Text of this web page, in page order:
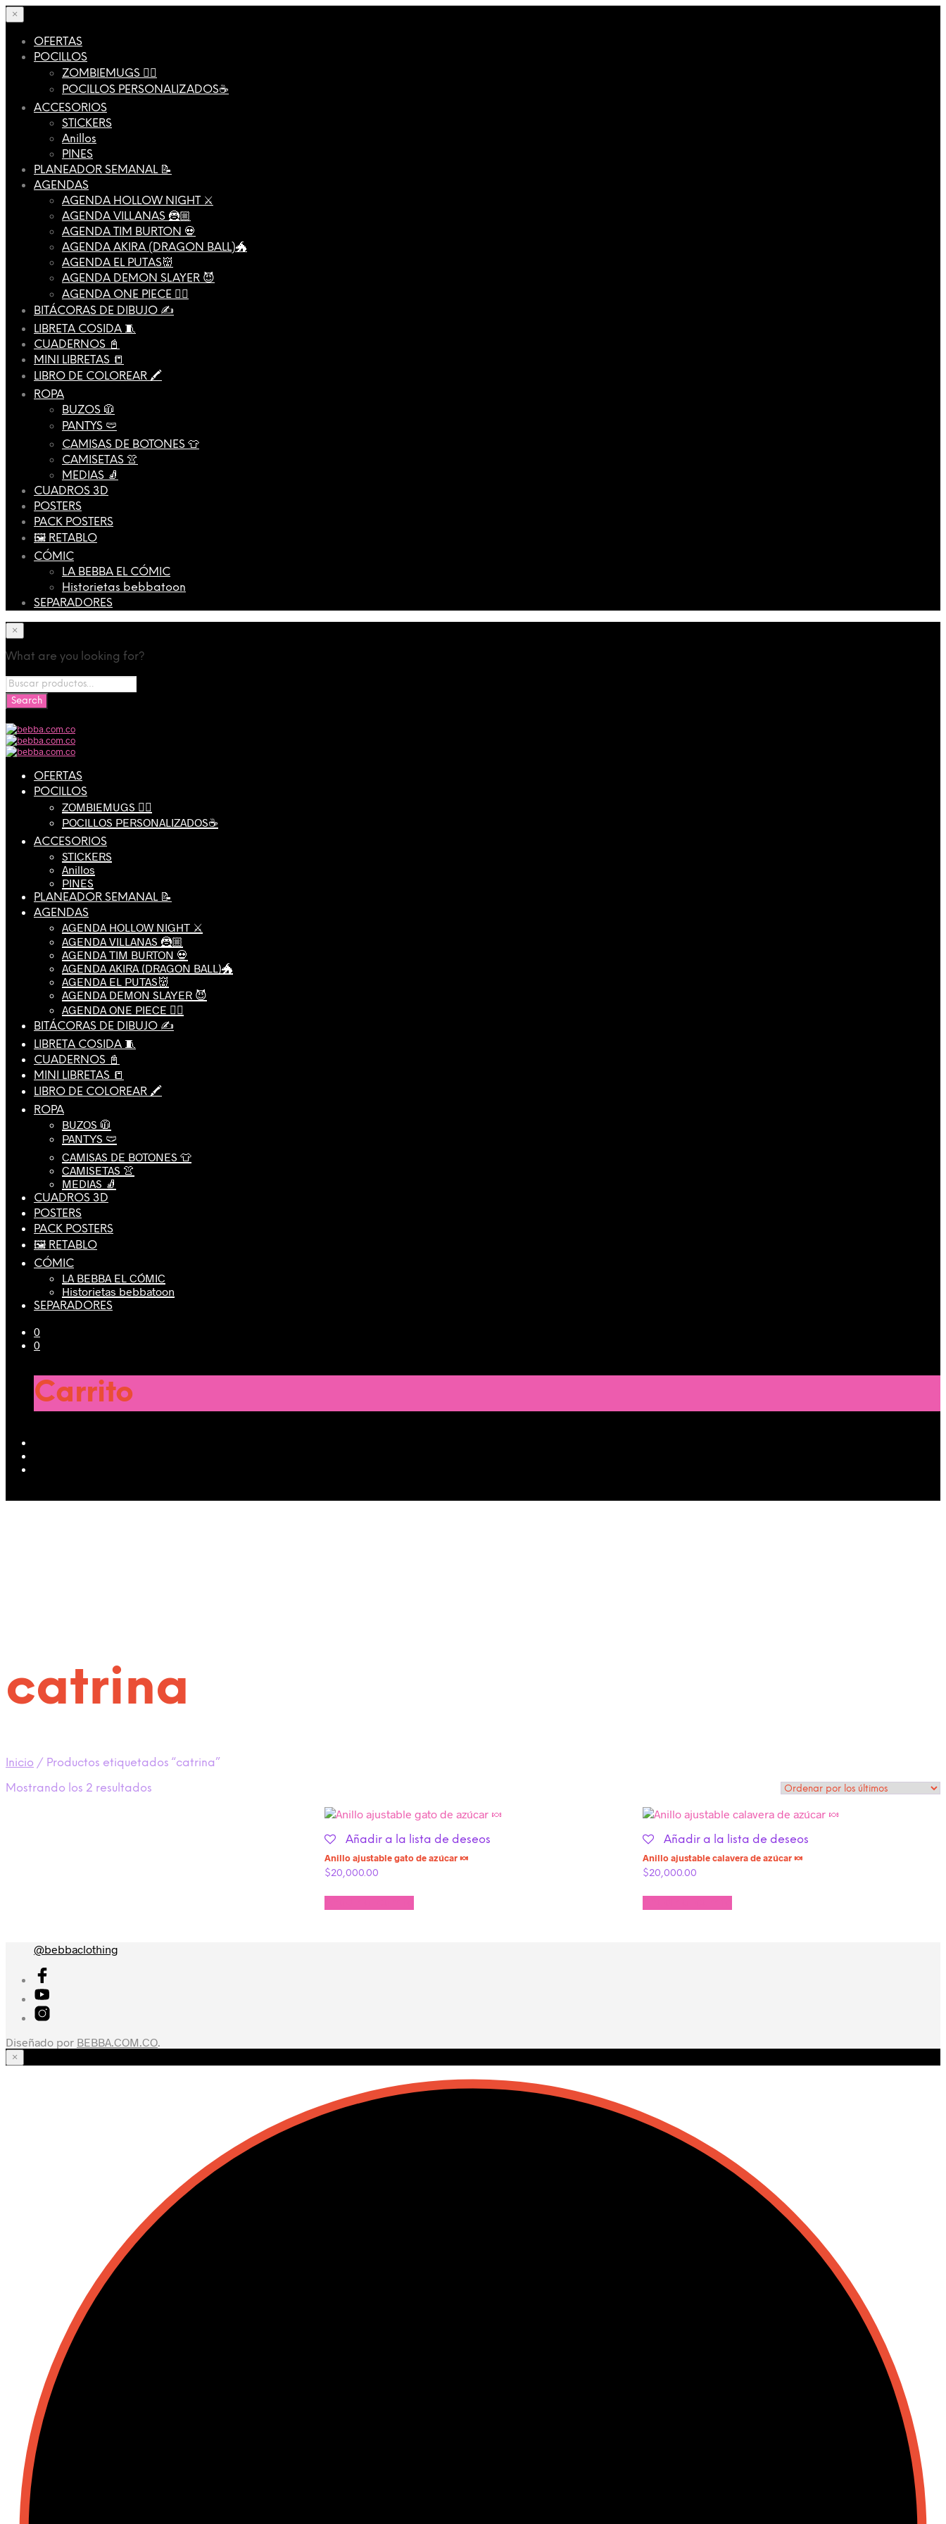
×
OFERTAS
POCILLOS
ZOMBIEMUGS 🧟‍♂️
POCILLOS PERSONALIZADOS☕️
ACCESORIOS
STICKERS
Anillos
PINES
PLANEADOR SEMANAL 📝
AGENDAS
AGENDA HOLLOW NIGHT ⚔️
AGENDA VILLANAS 🦹🏼
AGENDA TIM BURTON 💀
AGENDA AKIRA (DRAGON BALL)🐲
AGENDA EL PUTAS👹
AGENDA DEMON SLAYER 😈
AGENDA ONE PIECE 🏴‍☠️
BITÁCORAS DE DIBUJO ✍️
LIBRETA COSIDA 🧵
CUADERNOS 📓
MINI LIBRETAS 📒
LIBRO DE COLOREAR 🖍️
ROPA
BUZOS 🧥
PANTYS 🩲
CAMISAS DE BOTONES 👕
CAMISETAS 👚
MEDIAS 🧦
CUADROS 3D
POSTERS
PACK POSTERS
🖼️ RETABLO
CÓMIC
LA BEBBA EL CÓMIC
Historietas bebbatoon
SEPARADORES
×
What are you looking for?
OFERTAS
POCILLOS
ZOMBIEMUGS 🧟‍♂️
POCILLOS PERSONALIZADOS☕️
ACCESORIOS
STICKERS
Anillos
PINES
PLANEADOR SEMANAL 📝
AGENDAS
AGENDA HOLLOW NIGHT ⚔️
AGENDA VILLANAS 🦹🏼
AGENDA TIM BURTON 💀
AGENDA AKIRA (DRAGON BALL)🐲
AGENDA EL PUTAS👹
AGENDA DEMON SLAYER 😈
AGENDA ONE PIECE 🏴‍☠️
BITÁCORAS DE DIBUJO ✍️
LIBRETA COSIDA 🧵
CUADERNOS 📓
MINI LIBRETAS 📒
LIBRO DE COLOREAR 🖍️
ROPA
BUZOS 🧥
PANTYS 🩲
CAMISAS DE BOTONES 👕
CAMISETAS 👚
MEDIAS 🧦
CUADROS 3D
POSTERS
PACK POSTERS
🖼️ RETABLO
CÓMIC
LA BEBBA EL CÓMIC
Historietas bebbatoon
SEPARADORES
0
0
Carrito
catrina
Inicio / Productos etiquetados “catrina”
Mostrando los 2 resultados
Añadir a la lista de deseos
Anillo ajustable gato de azúcar 🍬
$20,000.00
Añadir a la lista de deseos
Anillo ajustable calavera de azúcar 🍬
$20,000.00
@bebbaclothing
Diseñado por BEBBA.COM.CO.
×